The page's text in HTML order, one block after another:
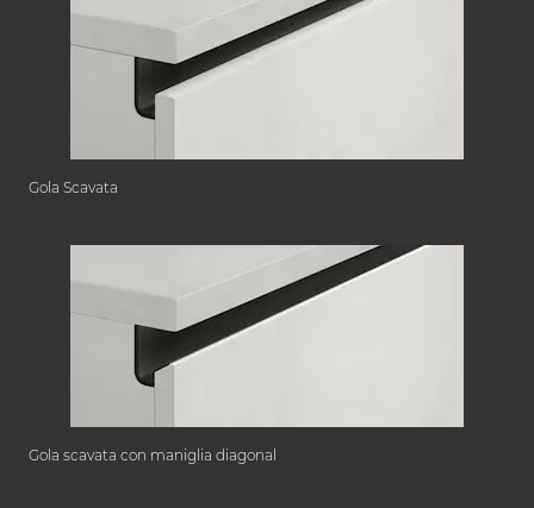
Gola Scavata
Gola scavata con maniglia diagonal